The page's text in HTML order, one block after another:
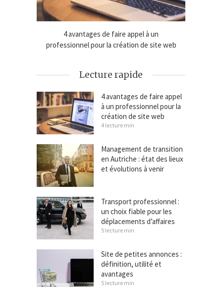
4 avantages de faire appel à un
professionnel pour la création de site web
Lecture rapide
4 avantages de faire appel
à un professionnel pour la
création de site web
4 lecture min
Management de transition
en Autriche : état des lieux
et évolutions à venir
Transport professionnel :
un choix fiable pour les
déplacements d’affaires
5 lecture min
Site de petites annonces :
définition, utilité et
avantages
5 lecture min